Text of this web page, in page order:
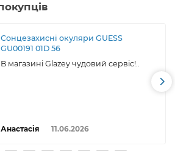
Сонцезахисні окуляри GUESS
GU00191 01D 56
В магазині Glazey чудовий сервіс!..
Анастасія 11.06.2026